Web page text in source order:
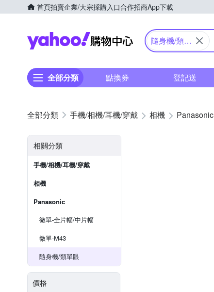
首頁拍賣企業/大宗採購入口合作招商App下載
Yahoo購物中心
隨身機/類單
全部分類 點換券 登記送
手機/相機/耳機/穿戴 相機 Panasonic
相關分類
手機/相機/耳機/穿戴
相機
Panasonic
微單-全片幅/中片幅
微單-M43
隨身機/類單眼
價格